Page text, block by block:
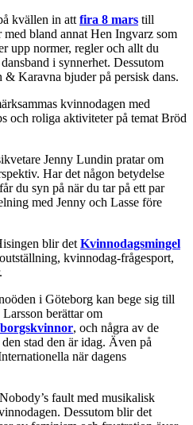
kvällen in att fira 8 mars till
bland annat Hen Ingvarz som
upp normer, regler och allt du
i synnerhet. Dessutom
Karavna bjuder på persisk dans.
kvinnodagen med
och roliga aktiviteter på temat Bröd
Jenny Lundin pratar om
Har det någon betydelse
du syn på när du tar på ett par
med Jenny och Lasse före
blir det Kvinnodagsmingel
kvinnodag-frågesport,
i Göteborg kan bege sig till
berättar om
, och några av de
stad den är idag. Även på
när dagens
fault med musikalisk
Dessutom blir det